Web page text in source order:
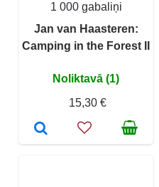
1 000 gabaliņi
Jan van Haasteren:
Camping in the Forest II
Noliktavā (1)
15,30 €